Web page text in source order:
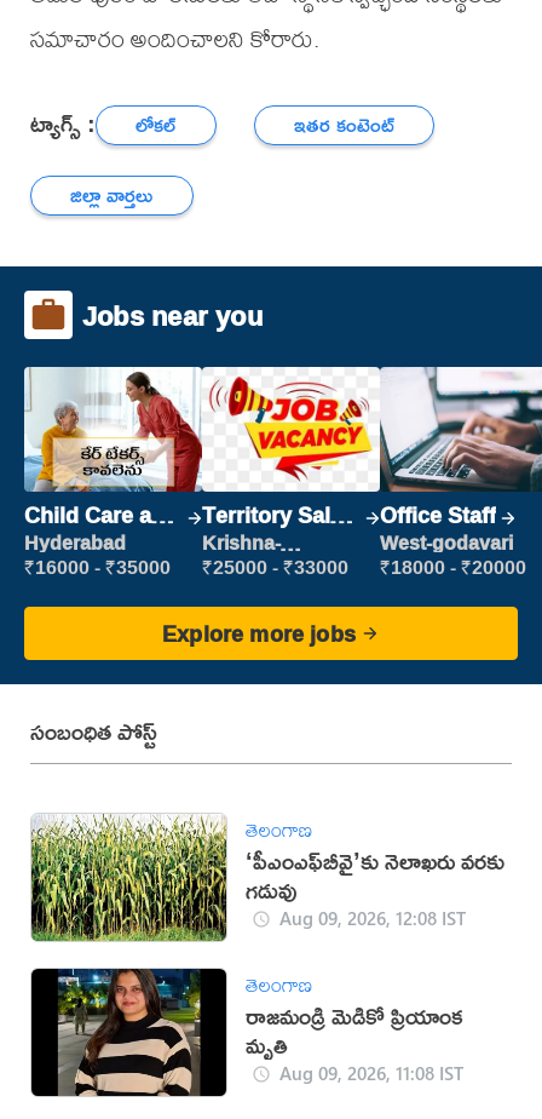
సమాచారం అందించాలని కోరారు.
ట్యాగ్స్ : లోకల్
ఇతర కంటెంట్
జిల్లా వార్తలు
Jobs near you
Child Care and
Patient care
Hyderabad
₹16000 - ₹35000
Territory Sales
Manager
Krishna-
vijayawada
₹25000 - ₹33000
Office Staff
West-godavari
₹18000 - ₹20000
Explore more jobs
సంబంధిత పోస్ట్
తెలంగాణ
‘పీఎంఎఫ్‌బీవై’కు నెలాఖరు వరకు
గడువు
Aug 09, 2026, 12:08 IST
తెలంగాణ
రాజమండ్రి మెడికో ప్రియాంక
మృతి
Aug 09, 2026, 11:08 IST